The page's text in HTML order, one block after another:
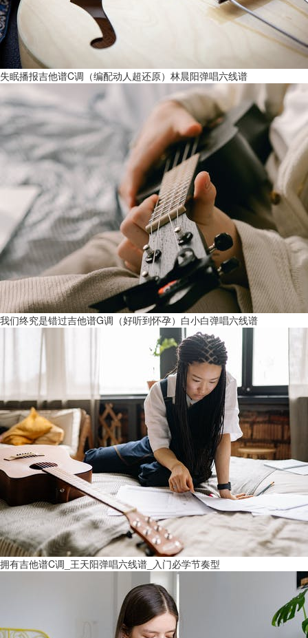
失眠播报吉他谱C调（编配动人超还原）林晨阳弹唱六线谱
我们终究是错过吉他谱G调（好听到怀孕）白小白弹唱六线谱
拥有吉他谱C调_王天阳弹唱六线谱_入门必学节奏型